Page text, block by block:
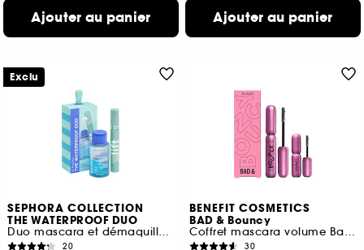
Ajouter au panier Ajouter au panier
SEPHORA COLLECTION
THE WATERPROOF DUO
Duo mascara et démaquillant waterproof
20
Exclu
BENEFIT COSMETICS
BAD & Bouncy
Coffret mascara volume Badgal Bounce avec un mini gratuit
30